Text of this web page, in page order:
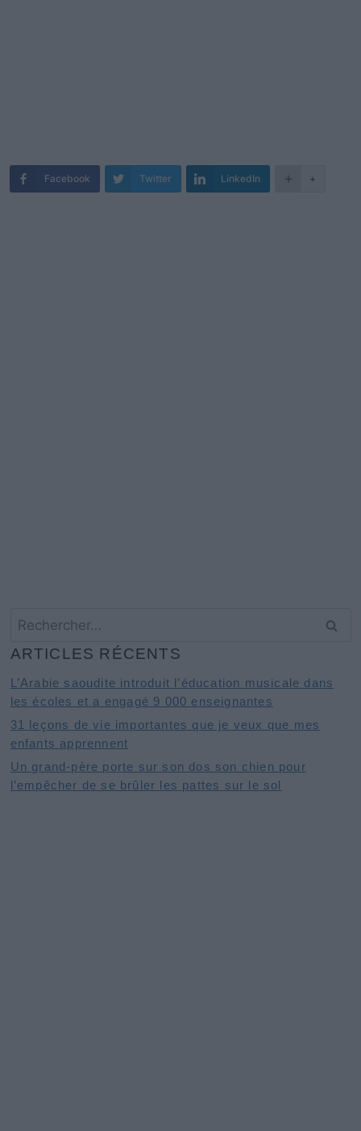
Facebook Twitter LinkedIn +
ARTICLES RÉCENTS
L’Arabie saoudite introduit l’éducation musicale dans
les écoles et a engagé 9 000 enseignantes
31 leçons de vie importantes que je veux que mes
enfants apprennent
Un grand-père porte sur son dos son chien pour
l’empêcher de se brûler les pattes sur le sol